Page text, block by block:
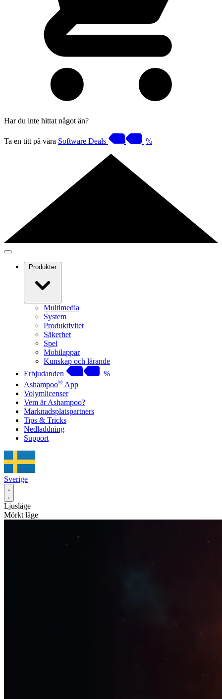
Har du inte hittat något än?
Ta en titt på våra Software Deals %
Produkter
Multimedia
System
Produktivitet
Säkerhet
Spel
Mobilappar
Kunskap och lärande
Erbjudanden
%
Ashampoo® App
Volymlicenser
Vem är Ashampoo?
Marknadsplatspartners
Tips & Tricks
Nedladdning
Support
Sverige
Ljusläge
Mörkt läge